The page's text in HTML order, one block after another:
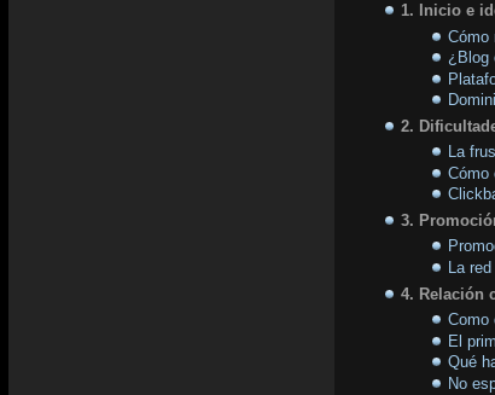
1. Inicio e
Cómo
¿Blog
2.
La
Cómo
3.
La
4. Relación
Como
El
Qué
No